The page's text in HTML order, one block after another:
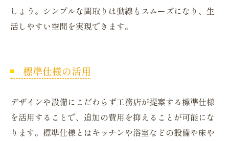
しょう。シンプルな間取りは動線もスムーズになり、生
活しやすい空間を実現できます。
標準仕様の活用
デザインや設備にこだわらず工務店が提案する標準仕様
を活用することで、追加の費用を抑えることが可能にな
ります。標準仕様とはキッチンや浴室などの設備や床や